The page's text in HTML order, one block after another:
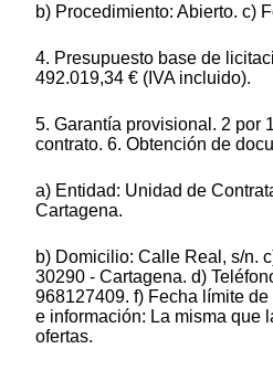
b) Procedimiento: Abierto. c)
4. Presupuesto base de
492.019,34 € (IVA incluido).
5. Garantía provisional. 2 por
contrato. 6. Obtención de
a) Entidad: Unidad de
Cartagena.
b) Domicilio: Calle Real, s/n.
30290 - Cartagena. d)
968127409. f) Fecha límite
e información: La misma que
ofertas.